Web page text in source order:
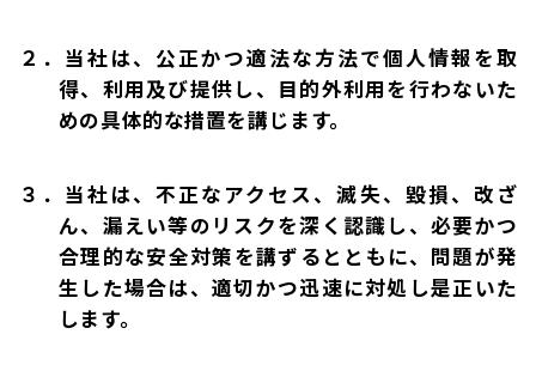
２．当社は、公正かつ適法な方法で個人情報を取
得、利用及び提供し、目的外利用を行わないた
めの具体的な措置を講じます。
３．当社は、不正なアクセス、滅失、毀損、改ざ
ん、漏えい等のリスクを深く認識し、必要かつ
合理的な安全対策を講ずるとともに、問題が発
生した場合は、適切かつ迅速に対処し是正いた
します。